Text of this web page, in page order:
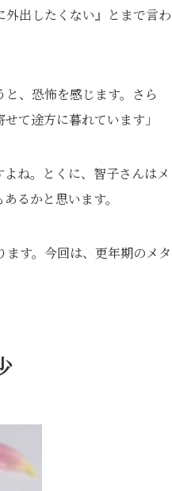
出したくない』とまで言わ
、恐怖を感じます。さら
て途方に暮れています」
ね。とくに、智子さんはメ
るかと思います。
す。今回は、更年期のメタ